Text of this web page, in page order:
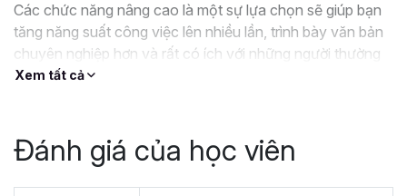
Các chức năng nâng cao là một sự lựa chọn sẽ giúp bạn
tăng năng suất công việc lên nhiều lần, trình bày văn bản
chuyên nghiệp hơn và rất có ích với những người thường
xuyên phải sử dụng tới Word để soạn thảo và chỉnh sửa
Xem tất cả
Đánh giá của học viên